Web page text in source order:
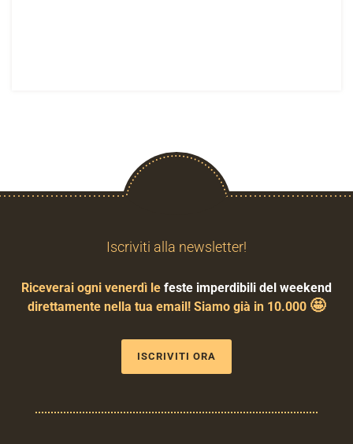
Iscriviti alla newsletter!
Riceverai ogni venerdì le feste imperdibili del weekend
direttamente nella tua email! Siamo già in 10.000 🤩
ISCRIVITI ORA